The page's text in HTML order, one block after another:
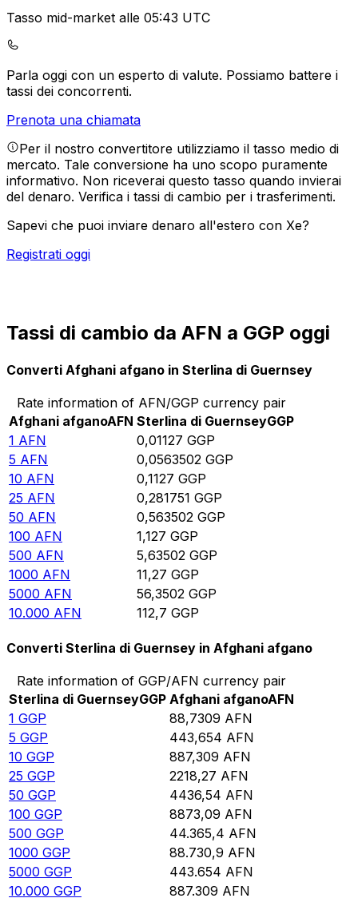
Tasso mid-market alle 05:43 UTC
Parla oggi con un esperto di valute. Possiamo battere i
tassi dei concorrenti.
Prenota una chiamata
Per il nostro convertitore utilizziamo il tasso medio di
mercato. Tale conversione ha uno scopo puramente
informativo. Non riceverai questo tasso quando invierai
del denaro. Verifica i tassi di cambio per i trasferimenti.
Sapevi che puoi inviare denaro all'estero con Xe?
Registrati oggi
Tassi di cambio da AFN a GGP oggi
Converti Afghani afgano in Sterlina di Guernsey
Rate information of AFN/GGP currency pair
Afghani afganoAFN Sterlina di GuernseyGGP
1 AFN 0,01127 GGP
5 AFN 0,0563502 GGP
10 AFN 0,1127 GGP
25 AFN 0,281751 GGP
50 AFN 0,563502 GGP
100 AFN 1,127 GGP
500 AFN 5,63502 GGP
1000 AFN 11,27 GGP
5000 AFN 56,3502 GGP
10.000 AFN 112,7 GGP
Converti Sterlina di Guernsey in Afghani afgano
Rate information of GGP/AFN currency pair
Sterlina di GuernseyGGP Afghani afganoAFN
1 GGP 88,7309 AFN
5 GGP 443,654 AFN
10 GGP 887,309 AFN
25 GGP 2218,27 AFN
50 GGP 4436,54 AFN
100 GGP 8873,09 AFN
500 GGP 44.365,4 AFN
1000 GGP 88.730,9 AFN
5000 GGP 443.654 AFN
10.000 GGP 887.309 AFN